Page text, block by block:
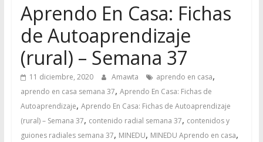
Aprendo En Casa: Fichas
de Autoaprendizaje
(rural) – Semana 37
11 diciembre, 2020 Amawta aprendo en casa,
aprendo en casa semana 37, Aprendo En Casa: Fichas de
Autoaprendizaje, Aprendo En Casa: Fichas de Autoaprendizaje
(rural) – Semana 37, contenido radial semana 37, contenidos y
guiones radiales semana 37, MINEDU, MINEDU Aprendo en casa,